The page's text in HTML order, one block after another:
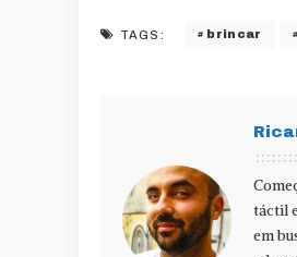
TAGS: brincar
táctil
em